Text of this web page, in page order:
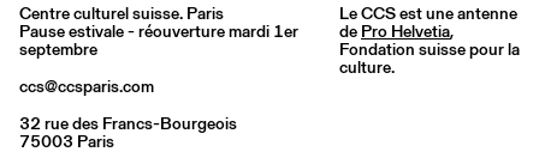
Centre culturel suisse. Paris
Pause estivale - réouverture mardi 1er
septembre
ccs@ccsparis.com
32 rue des Francs-Bourgeois
75003 Paris
Le CCS est une antenne
de Pro Helvetia,
Fondation suisse pour la
culture.